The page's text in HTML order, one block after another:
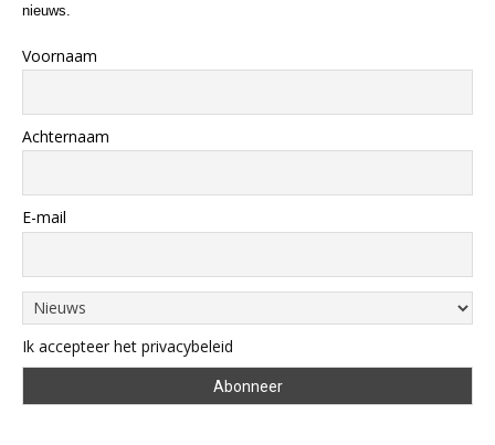
nieuws.
Voornaam
Achternaam
E-mail
Ik accepteer het privacybeleid